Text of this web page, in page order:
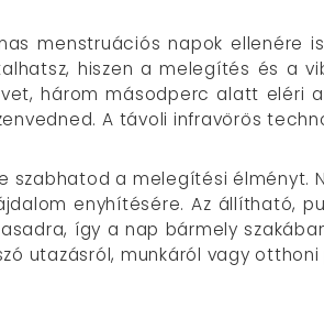
menstruációs napok ellenére
hiszen a melegítés és a
három másodperc alatt eléri
A távoli infravörös
szabhatod a melegítési élményt.
enyhítésére. Az állítható,
így a nap bármely
utazásról, munkáról vagy otthoni